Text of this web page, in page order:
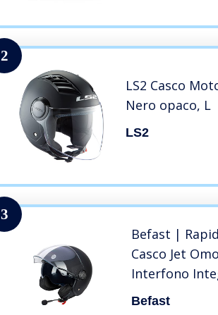
2
LS2 Casco
Nero opaco, L
LS2
3
Befast |
Casco Jet
Interfono
Scooter con
Befast